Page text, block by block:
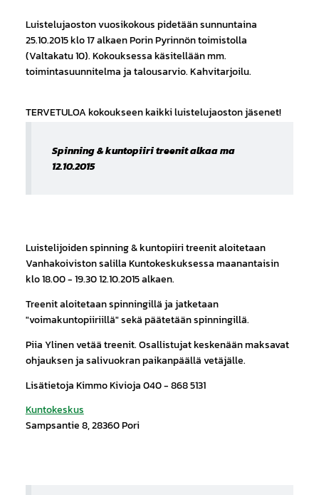
Luistelujaoston vuosikokous pidetään sunnuntaina
25.10.2015 klo 17 alkaen Porin Pyrinnön toimistolla
(Valtakatu 10). Kokouksessa käsitellään mm.
toimintasuunnitelma ja talousarvio. Kahvitarjoilu.
TERVETULOA kokoukseen kaikki luistelujaoston jäsenet!
Spinning & kuntopiiri treenit alkaa ma
12.10.2015
Luistelijoiden spinning & kuntopiiri treenit aloitetaan
Vanhakoiviston salilla Kuntokeskuksessa maanantaisin
klo 18.00 - 19.30 12.10.2015 alkaen.
Treenit aloitetaan spinningillä ja jatketaan
"voimakuntopiiriillä" sekä päätetään spinningillä.
Piia Ylinen vetää treenit. Osallistujat keskenään maksavat
ohjauksen ja salivuokran paikanpäällä vetäjälle.
Lisätietoja Kimmo Kivioja 040 - 868 5131
Kuntokeskus
Sampsantie 8, 28360 Pori